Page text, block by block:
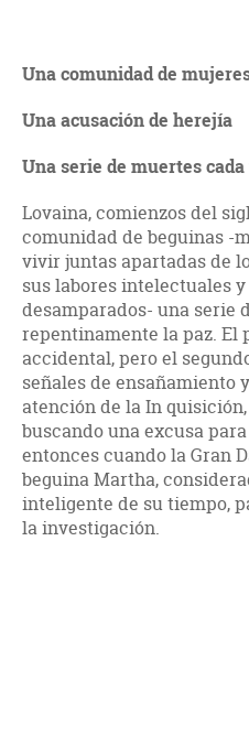
Una comunidad de
Una acusación de herejía
Una serie de muertes
Lovaina, comienzos del
comunidad de beguinas -
vivir juntas apartadas de
sus labores intelectuales
desamparados- una serie
repentinamente la paz. El
accidental, pero el
señales de ensañamiento
atención de la In
buscando una excusa
entonces cuando la Gran
beguina Martha,
inteligente de su tiempo,
la investigación.